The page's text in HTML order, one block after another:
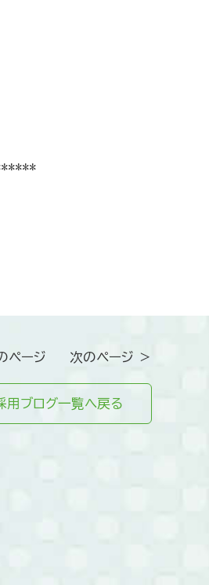
ページ 次のページ ＞
用ブログ一覧へ戻る